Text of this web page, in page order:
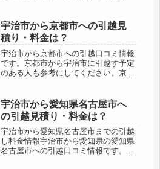
50kmと少し距離がありますが、その
日中の引越しは十分可能でしょう。料
金も...
宇治市から京都市への引越見
積り・料金は？
宇治市から京都市への引越口コミ情報
です。京都市から宇治市に引越す予定
のある人も参考にしてください。京都
でしょう。料金も格安の会社が多いと
思います。１社だけでなく複数社から
見...
宇治市から愛知県名古屋市へ
の引越見積り・料金は？
宇治市から愛知県名古屋市までの引越
し料金情報宇治市から愛知県の愛知県
名古屋市への引越口コミ情報です。愛